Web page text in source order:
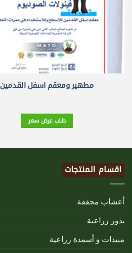
مطهير ومعقم اسفل القدمين
طلب عرض سعر
اقسام المنتجات
أعشاب مجففة
بذور زراعية
مبيدات و أسمدة زراعية